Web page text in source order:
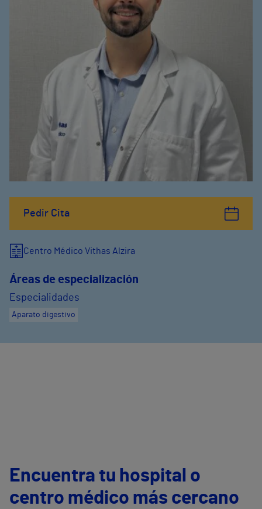
Pedir Cita
Centro Médico Vithas Alzira
Áreas de especialización
Especialidades
Aparato digestivo
Encuentra tu hospital o
centro médico más cercano